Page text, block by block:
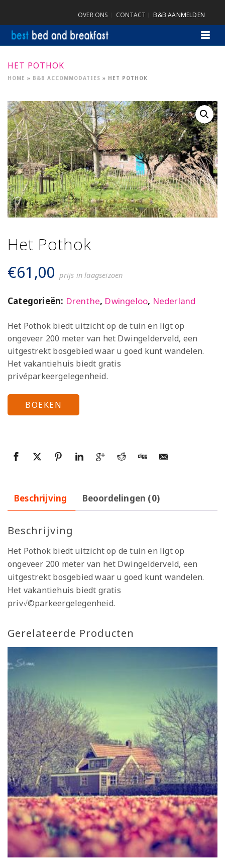
OVER ONS CONTACT B&B AANMELDEN
HET POTHOK
HOME » B&B ACCOMMODATIES » HET POTHOK
Het Pothok
€61,00 prijs in laagseizoen
Categorieën: Drenthe, Dwingeloo, Nederland
Het Pothok biedt uitzicht op de tuin en ligt op
ongeveer 200 meter van het Dwingelderveld, een
uitgestrekt bosgebied waar u goed kunt wandelen.
Het vakantiehuis biedt gratis
privéparkeergelegenheid.
BOEKEN
Beschrijving Beoordelingen (0)
Beschrijving
Het Pothok biedt uitzicht op de tuin en ligt op
ongeveer 200 meter van het Dwingelderveld, een
uitgestrekt bosgebied waar u goed kunt wandelen.
Het vakantiehuis biedt gratis
priv√©parkeergelegenheid.
Gerelateerde Producten